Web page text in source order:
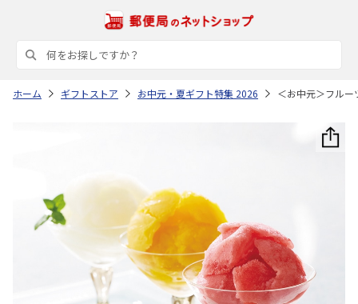
ホーム ギフトストア お中元・夏ギフト特集 2026 ＜お中元＞フルー